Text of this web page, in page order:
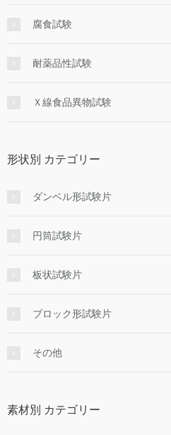
腐食試験
耐薬品性試験
Ｘ線食品異物試験
形状別 カテゴリー
ダンベル形試験片
円筒試験片
板状試験片
ブロック形試験片
その他
素材別 カテゴリー